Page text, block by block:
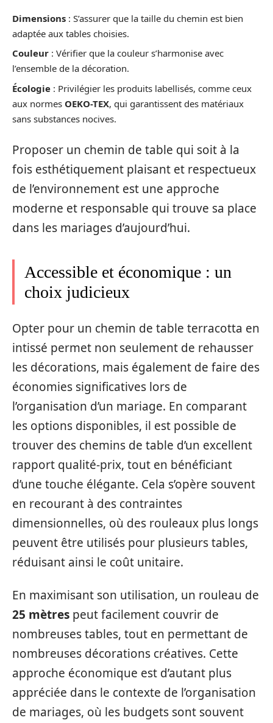
Dimensions : S’assurer que la taille du chemin est bien
adaptée aux tables choisies.
Couleur : Vérifier que la couleur s’harmonise avec
l’ensemble de la décoration.
Écologie : Privilégier les produits labellisés, comme ceux
aux normes OEKO-TEX, qui garantissent des matériaux
sans substances nocives.
Proposer un chemin de table qui soit à la
fois esthétiquement plaisant et respectueux
de l’environnement est une approche
moderne et responsable qui trouve sa place
dans les mariages d’aujourd’hui.
Accessible et économique : un
choix judicieux
Opter pour un chemin de table terracotta en
intissé permet non seulement de rehausser
les décorations, mais également de faire des
économies significatives lors de
l’organisation d’un mariage. En comparant
les options disponibles, il est possible de
trouver des chemins de table d’un excellent
rapport qualité-prix, tout en bénéficiant
d’une touche élégante. Cela s’opère souvent
en recourant à des contraintes
dimensionnelles, où des rouleaux plus longs
peuvent être utilisés pour plusieurs tables,
réduisant ainsi le coût unitaire.
En maximisant son utilisation, un rouleau de
25 mètres peut facilement couvrir de
nombreuses tables, tout en permettant de
nombreuses décorations créatives. Cette
approche économique est d’autant plus
appréciée dans le contexte de l’organisation
de mariages, où les budgets sont souvent